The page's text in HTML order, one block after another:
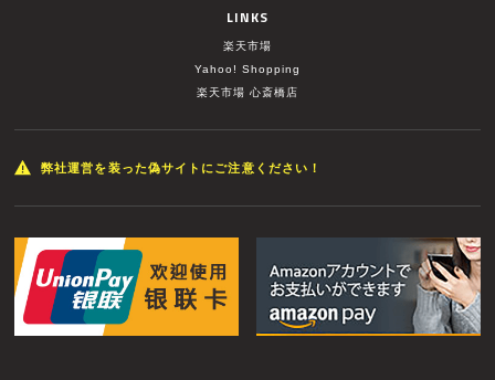
LINKS
楽天市場
Yahoo! Shopping
楽天市場 心斎橋店
弊社運営を装った偽サイトにご注意ください！